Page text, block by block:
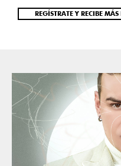
REGÍSTRATE Y RECIBE